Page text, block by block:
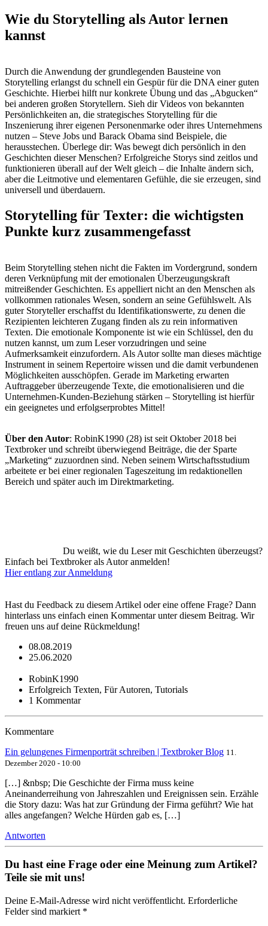
Wie du Storytelling als Autor lernen
kannst
Durch die Anwendung der grundlegenden Bausteine von
Storytelling erlangst du schnell ein Gespür für die DNA einer guten
Geschichte. Hierbei hilft nur konkrete Übung und das „Abgucken“
bei anderen großen Storytellern. Sieh dir Videos von bekannten
Persönlichkeiten an, die strategisches Storytelling für die
Inszenierung ihrer eigenen Personenmarke oder ihres Unternehmens
nutzen – Steve Jobs und Barack Obama sind Beispiele, die
herausstechen. Überlege dir: Was bewegt dich persönlich in den
Geschichten dieser Menschen? Erfolgreiche Storys sind zeitlos und
funktionieren überall auf der Welt gleich – die Inhalte ändern sich,
aber die Leitmotive und elementaren Gefühle, die sie erzeugen, sind
universell und überdauern.
Storytelling für Texter: die wichtigsten
Punkte kurz zusammengefasst
Beim Storytelling stehen nicht die Fakten im Vordergrund, sondern
deren Verknüpfung mit der emotionalen Überzeugungskraft
mitreißender Geschichten. Es appelliert nicht an den Menschen als
vollkommen rationales Wesen, sondern an seine Gefühlswelt. Als
guter Storyteller erschaffst du Identifikationswerte, zu denen die
Rezipienten leichteren Zugang finden als zu rein informativen
Texten. Die emotionale Komponente ist wie ein Schlüssel, den du
nutzen kannst, um zum Leser vorzudringen und seine
Aufmerksamkeit einzufordern. Als Autor sollte man dieses mächtige
Instrument in seinem Repertoire wissen und die damit verbundenen
Möglichkeiten ausschöpfen. Gerade im Marketing erwarten
Auftraggeber überzeugende Texte, die emotionalisieren und die
Unternehmen-Kunden-Beziehung stärken – Storytelling ist hierfür
ein geeignetes und erfolgserprobtes Mittel!
Über den Autor: RobinK1990 (28) ist seit Oktober 2018 bei
Textbroker und schreibt überwiegend Beiträge, die der Sparte
„Marketing“ zuzuordnen sind. Neben seinem Wirtschaftsstudium
arbeitete er bei einer regionalen Tageszeitung im redaktionellen
Bereich und später auch im Direktmarketing.
Du weißt, wie du Leser mit Geschichten überzeugst?
Einfach bei Textbroker als Autor anmelden!
Hier entlang zur Anmeldung
Hast du Feedback zu diesem Artikel oder eine offene Frage? Dann
hinterlass uns einfach einen Kommentar unter diesem Beitrag. Wir
freuen uns auf deine Rückmeldung!
08.08.2019
25.06.2020
RobinK1990
Erfolgreich Texten, Für Autoren, Tutorials
1 Kommentar
Kommentare
Ein gelungenes Firmenporträt schreiben | Textbroker Blog 11.
Dezember 2020 - 10:00
[…] &nbsp; Die Geschichte der Firma muss keine
Aneinanderreihung von Jahreszahlen und Ereignissen sein. Erzähle
die Story dazu: Was hat zur Gründung der Firma geführt? Wie hat
alles angefangen? Welche Hürden gab es, […]
Antworten
Du hast eine Frage oder eine Meinung zum Artikel?
Teile sie mit uns!
Deine E-Mail-Adresse wird nicht veröffentlicht. Erforderliche
Felder sind markiert *